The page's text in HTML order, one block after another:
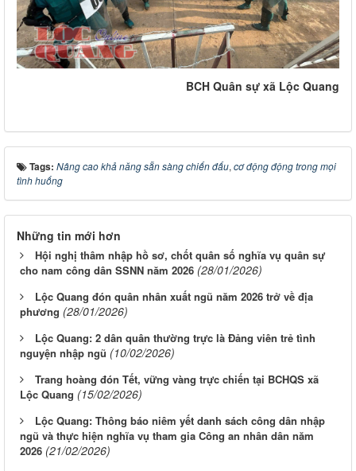
BCH Quân sự xã Lộc Quang
Tags: Nâng cao khả năng sẵn sàng chiến đấu, cơ động động trong mọi
tình huống
Những tin mới hơn
Hội nghị thâm nhập hồ sơ, chốt quân số nghĩa vụ quân sự
cho nam công dân SSNN năm 2026 (28/01/2026)
Lộc Quang đón quân nhân xuất ngũ năm 2026 trở về địa
phương (28/01/2026)
Lộc Quang: 2 dân quân thường trực là Đảng viên trẻ tình
nguyện nhập ngũ (10/02/2026)
Trang hoàng đón Tết, vững vàng trực chiến tại BCHQS xã
Lộc Quang (15/02/2026)
Lộc Quang: Thông báo niêm yết danh sách công dân nhập
ngũ và thực hiện nghĩa vụ tham gia Công an nhân dân năm
2026 (21/02/2026)